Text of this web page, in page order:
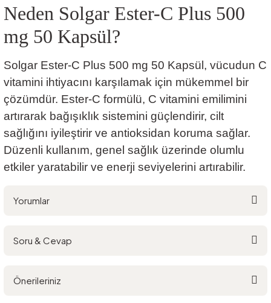
Neden Solgar Ester-C Plus 500
mg 50 Kapsül?
Solgar Ester-C Plus 500 mg 50 Kapsül, vücudun C
vitamini ihtiyacını karşılamak için mükemmel bir
çözümdür. Ester-C formülü, C vitamini emilimini
artırarak bağışıklık sistemini güçlendirir, cilt
sağlığını iyileştirir ve antioksidan koruma sağlar.
Düzenli kullanım, genel sağlık üzerinde olumlu
etkiler yaratabilir ve enerji seviyelerini artırabilir.
Yorumlar
Soru & Cevap
Önerileriniz